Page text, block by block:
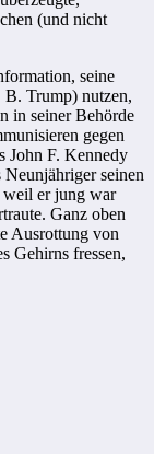
(und nicht
seine
B. Trump) nutzen,
in seiner Behörde
gegen
John F. Kennedy
seinen
weil er jung war
Ganz oben
Ausrottung von
Gehirns fressen,